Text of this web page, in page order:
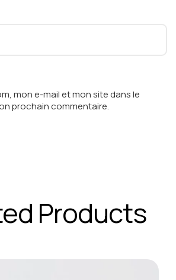
mon e-mail et mon site dans le
prochain commentaire.
Products